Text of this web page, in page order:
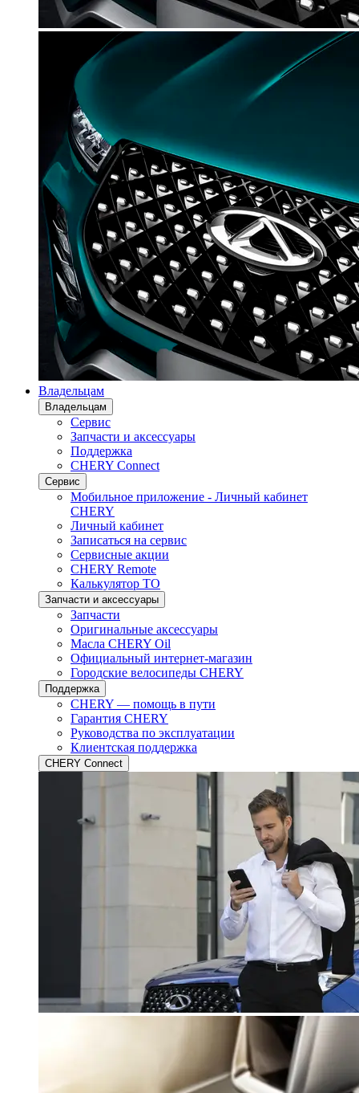
Владельцам
Владельцам
Сервис
Запчасти и аксессуары
Поддержка
CHERY Connect
Сервис
Мобильное приложение - Личный кабинет
CHERY
Личный кабинет
Записаться на сервис
Сервисные акции
CHERY Remote
Калькулятор ТО
Запчасти и аксессуары
Запчасти
Оригинальные аксессуары
Масла CHERY Oil
Официальный интернет-магазин
Городские велосипеды CHERY
Поддержка
CHERY — помощь в пути
Гарантия CHERY
Руководства по эксплуатации
Клиентская поддержка
CHERY Connect